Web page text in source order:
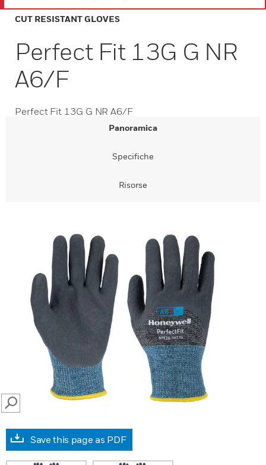
CUT RESISTANT GLOVES
Perfect Fit 13G G NR
A6/F
Perfect Fit 13G G NR A6/F
Panoramica
Specifiche
Risorse
SEARCH
Save this page as PDF